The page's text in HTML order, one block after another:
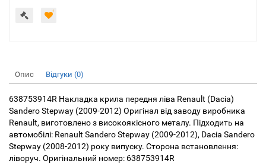
Опис Відгуки (0)
638753914R Накладка крила передня ліва Renault (Dacia)
Sandero Stepway (2009-2012) Оригінал від заводу виробника
Renault, виготовлено з високоякісного металу. Підходить на
автомобілі: Renault Sandero Stepway (2009-2012), Dacia Sandero
Stepway (2008-2012) року випуску. Сторона встановлення:
ліворуч. Оригінальний номер: 638753914R